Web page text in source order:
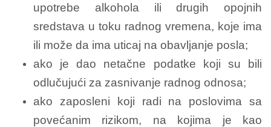
upotrebe alkohola ili drugih opojnih
sredstava u toku radnog vremena, koje ima
ili može da ima uticaj na obavljanje posla;
ako je dao netačne podatke koji su bili
odlučujući za zasnivanje radnog odnosa;
ako zaposleni koji radi na poslovima sa
povećanim rizikom, na kojima je kao